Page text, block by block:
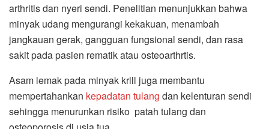
arthritis dan nyeri sendi. Penelitian menunjukkan bahwa
minyak udang mengurangi kekakuan, menambah
jangkauan gerak, gangguan fungsional sendi, dan rasa
sakit pada pasien rematik atau osteoarthrtis.
Asam lemak pada minyak krill juga membantu
mempertahankan kepadatan tulang dan kelenturan sendi
sehingga menurunkan risiko patah tulang dan